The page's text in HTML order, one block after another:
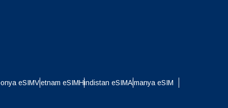
eSIMVietnam eSIMHindistan eSIMAlmanya eSIM